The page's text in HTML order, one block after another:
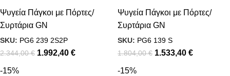
Συρταριέρες και 2
60εκ
Ψυγεία Πάγκοι με Πόρτες/
Συρτάρια GN
SKU: PG6 239 2S2P
2.344,00€ 1.992,40 €
πλάτος 60εκ
Ψυγεία Πάγκοι με Πόρτες/
Συρτάρια GN
SKU: PG6 139 S
1.804,00€ 1.533,40 €
-15% -15%